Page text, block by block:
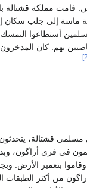
قامت مملكة قشتالة
ماسة إلى جلب سكان
في القرن ال13 أن
بهم. كان
مسلمي قشتالة،
في قرى أراگون،
بتعمير الأرض.
من أكثر الطبقات